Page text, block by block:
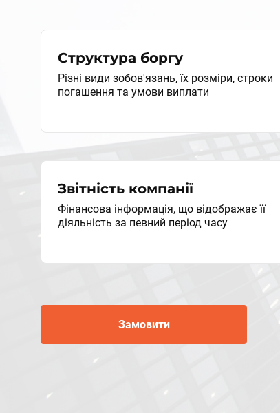
Структура боргу
Різні види зобов'язань, їх розміри, строки
погашення та умови виплати
Звітність компанії
Фінансова інформація, що відображає її
діяльність за певний період часу
Замовити